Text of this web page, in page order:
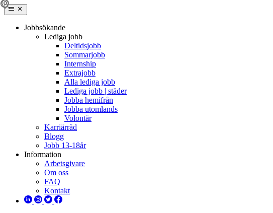
Jobbsökande
Lediga jobb
Deltidsjobb
Sommarjobb
Internship
Extrajobb
Alla lediga jobb
Lediga jobb | städer
Jobba hemifrån
Jobba utomlands
Volontär
Karriärråd
Blogg
Jobb 13-18år
Information
Arbetsgivare
Om oss
FAQ
Kontakt